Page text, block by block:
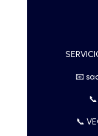
📧
📞